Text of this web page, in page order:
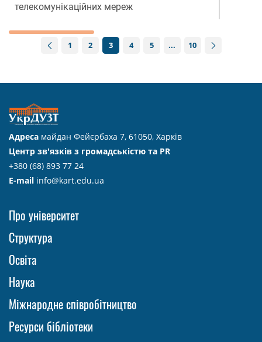
телекомунікаційних мереж
1 2 3 4 5 10
Адреса майдан Фейєрбаха 7, 61050, Харків
Центр зв'язків з громадськістю та PR
+380 (68) 893 77 24
E-mail info@kart.edu.ua
Про університет
Структура
Освіта
Наука
Міжнародне співробітництво
Ресурси бібліотеки